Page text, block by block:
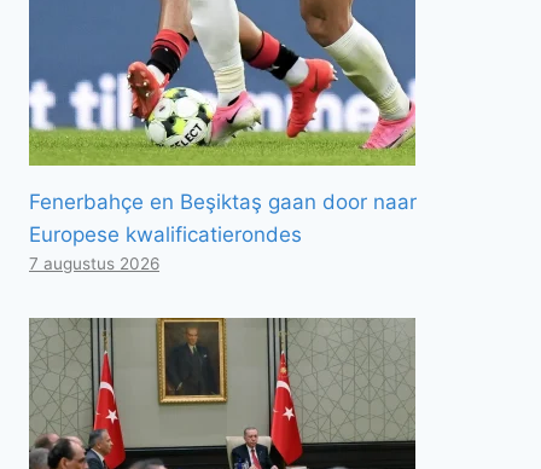
Fenerbahçe en Beşiktaş gaan door naar
Europese kwalificatierondes
7 augustus 2026